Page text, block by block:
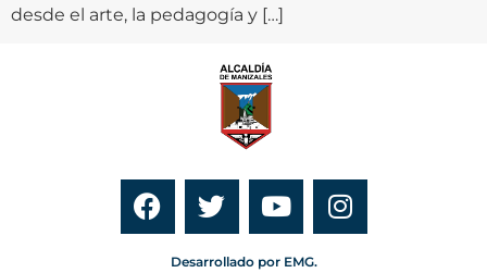
desde el arte, la pedagogía y […]
Desarrollado por EMG.